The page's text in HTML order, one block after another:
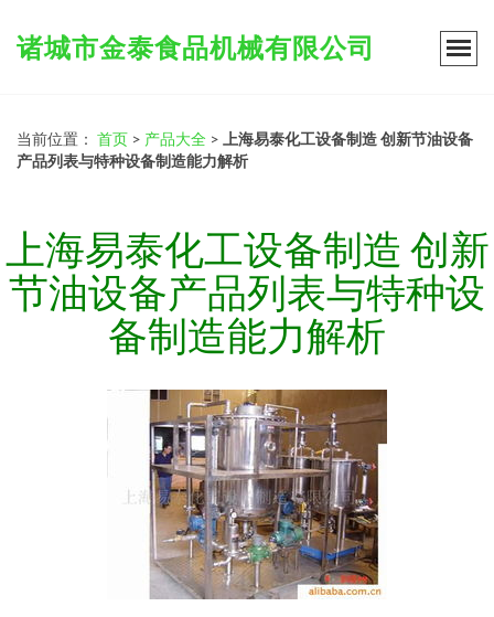
诸城市金泰食品机械有限公司
当前位置： 首页 > 产品大全 >
上海易泰化工设备制造 创新节油设备
产品列表与特种设备制造能力解析
上海易泰化工设备制造 创新
节油设备产品列表与特种设
备制造能力解析